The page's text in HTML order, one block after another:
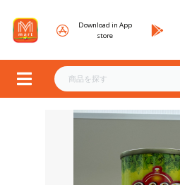
Download in App
store